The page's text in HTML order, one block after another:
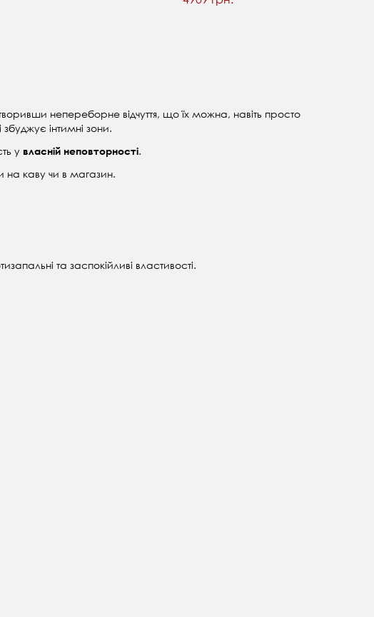
непереборне відчуття, що їх можна, навіть просто
інтимні зони.
у власній неповторності.
на каву чи в магазин.
та заспокійливі властивості.